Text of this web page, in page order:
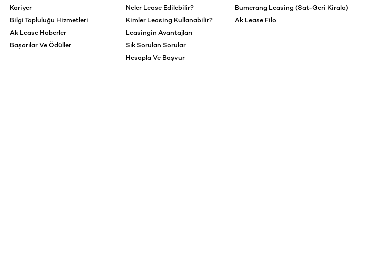
Kariyer
Bilgi Topluluğu Hizmetleri
Ak Lease Haberler
Başarılar Ve Ödüller
Neler Lease Edilebilir?
Kimler Leasing Kullanabilir?
Leasingin Avantajları
Sık Sorulan Sorular
Hesapla Ve Başvur
Bumerang Leasing (Sat-Geri Kirala)
Ak Lease Filo